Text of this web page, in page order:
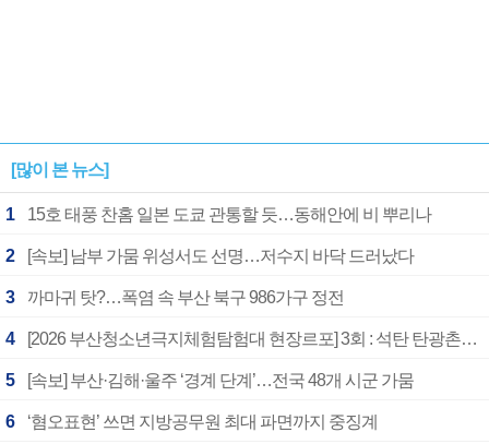
[많이 본 뉴스]
1 15호 태풍 찬홈 일본 도쿄 관통할 듯…동해안에 비 뿌리나
2 [속보] 남부 가뭄 위성서도 선명…저수지 바닥 드러났다
3 까마귀 탓?…폭염 속 부산 북구 986가구 정전
4 [2026 부산청소년극지체험탐험대 현장르포] 3회 : 석탄 탄광촌에서 북극 연구의 중심지로
5 [속보] 부산·김해·울주 ‘경계 단계’…전국 48개 시군 가뭄
6 ‘혐오표현’ 쓰면 지방공무원 최대 파면까지 중징계